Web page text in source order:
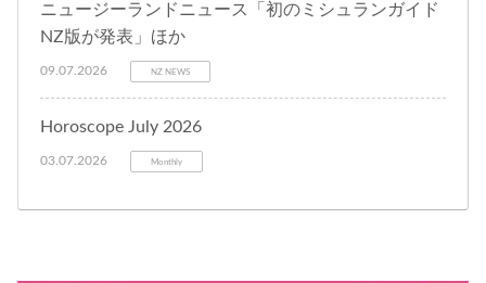
ニュージーランドニュース「初のミシュランガイド
NZ版が発表」ほか
09.07.2026 NZ NEWS
Horoscope July 2026
03.07.2026 Monthly